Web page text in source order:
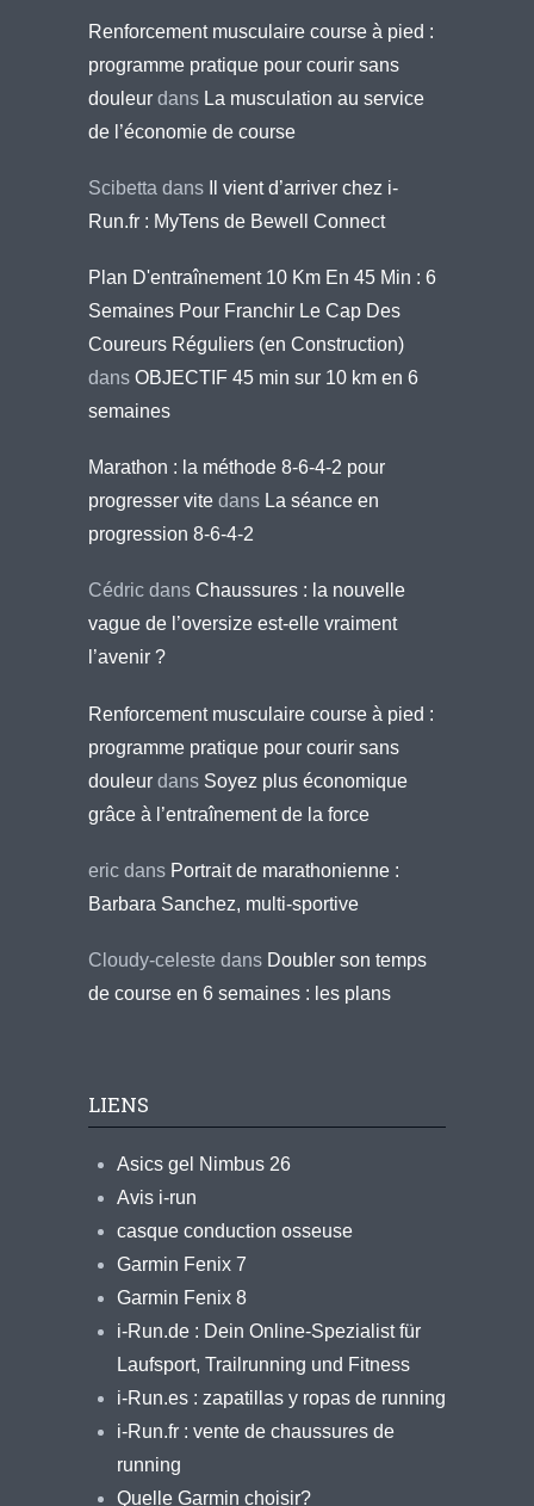
Renforcement musculaire course à pied :
programme pratique pour courir sans
douleur dans La musculation au service
de l’économie de course
Scibetta dans
Il vient d’arriver chez i-
Run.fr : MyTens de Bewell Connect
Plan D'entraînement 10 Km En 45 Min : 6
Semaines Pour Franchir Le Cap Des
Coureurs Réguliers (en Construction)
dans OBJECTIF 45 min sur 10 km en 6
semaines
Marathon : la méthode 8-6-4-2 pour
progresser vite dans La séance en
progression 8-6-4-2
Cédric dans Chaussures : la nouvelle
vague de l’oversize est-elle vraiment
l’avenir ?
Renforcement musculaire course à pied :
programme pratique pour courir sans
douleur dans Soyez plus économique
grâce à l’entraînement de la force
eric dans Portrait de marathonienne :
Barbara Sanchez, multi-sportive
Cloudy-celeste dans Doubler son temps
de course en 6 semaines : les plans
LIENS
Asics gel Nimbus 26
Avis i-run
casque conduction osseuse
Garmin Fenix 7
Garmin Fenix 8
i-Run.de : Dein Online-Spezialist für
Laufsport, Trailrunning und Fitness
i-Run.es : zapatillas y ropas de running
i-Run.fr : vente de chaussures de
running
Quelle Garmin choisir?